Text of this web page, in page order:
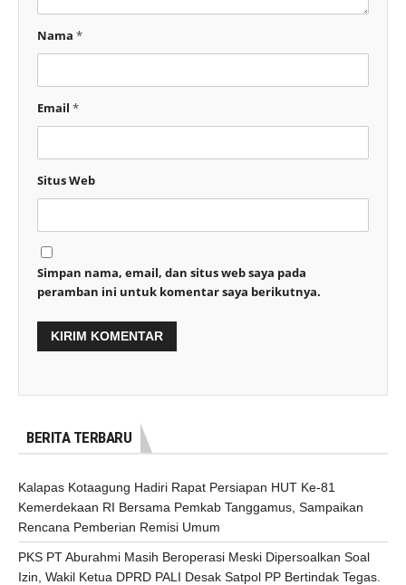
Nama *
Email *
Situs Web
Simpan nama, email, dan situs web saya pada
peramban ini untuk komentar saya berikutnya.
BERITA TERBARU
Kalapas Kotaagung Hadiri Rapat Persiapan HUT Ke-81
Kemerdekaan RI Bersama Pemkab Tanggamus, Sampaikan
Rencana Pemberian Remisi Umum
PKS PT Aburahmi Masih Beroperasi Meski Dipersoalkan Soal
Izin, Wakil Ketua DPRD PALI Desak Satpol PP Bertindak Tegas.